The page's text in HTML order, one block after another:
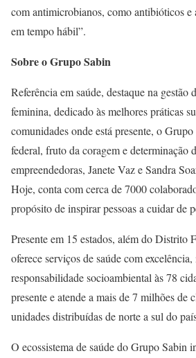
com antimicrobianos, como antibióticos e
em tempo hábil”.
Sobre o Grupo Sabin
Referência em saúde, destaque na gestão
feminina, dedicado às melhores práticas
comunidades onde está presente, o
federal, fruto da coragem e determinação
empreendedoras, Janete Vaz e Sandra
Hoje, conta com cerca de 7000
propósito de inspirar pessoas a cuidar de
Presente em 15 estados, além do Distrito
oferece serviços de saúde com
responsabilidade socioambiental às 78
presente e atende a mais de 7 milhões de
unidades distribuídas de norte a sul do
O ecossistema de saúde do Grupo Sabin